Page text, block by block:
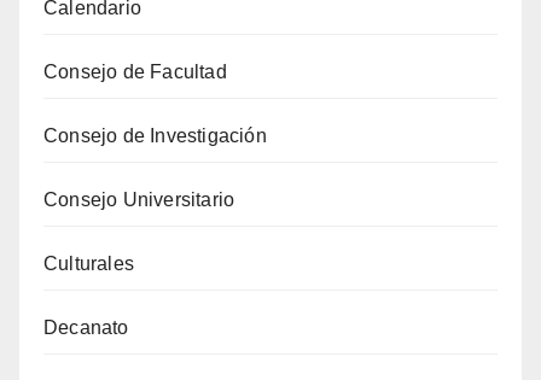
Calendario
Consejo de Facultad
Consejo de Investigación
Consejo Universitario
Culturales
Decanato